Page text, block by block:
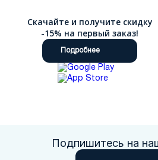
Скачайте и получите скидку
-15% на первый заказ!
Подробнее
Подпишитесь на